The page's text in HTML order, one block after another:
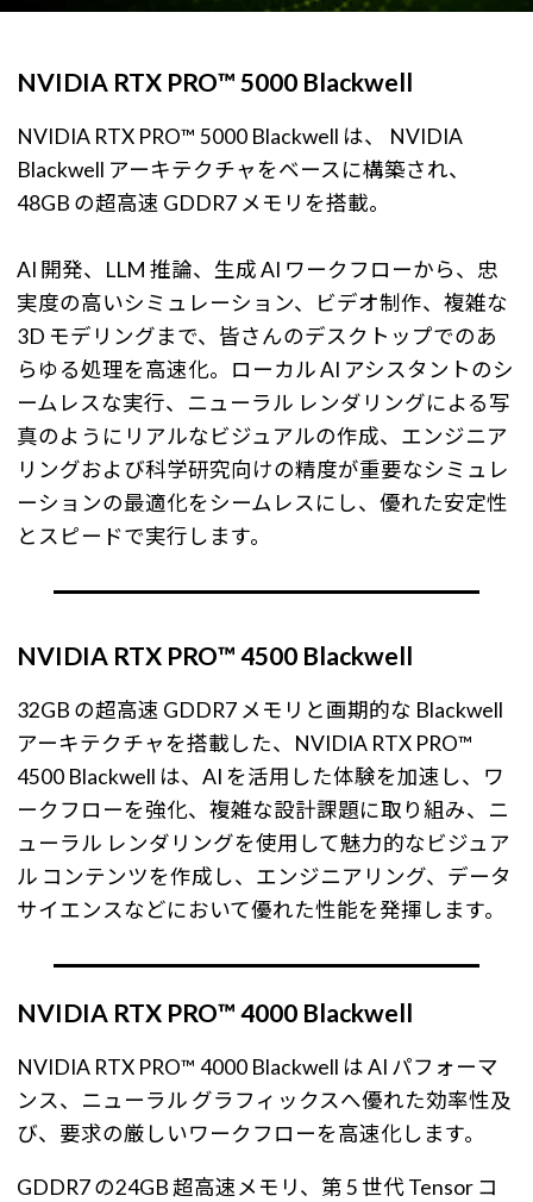
NVIDIA RTX PRO™ 5000 Blackwell
NVIDIA RTX PRO™ 5000 Blackwell は、 NVIDIA
Blackwell アーキテクチャをベースに構築され、
48GB の超高速 GDDR7 メモリを搭載。
AI 開発、LLM 推論、生成 AI ワークフローから、忠
実度の高いシミュレーション、ビデオ制作、複雑な
3D モデリングまで、皆さんのデスクトップでのあ
らゆる処理を高速化。ローカル AI アシスタントのシ
ームレスな実行、ニューラル レンダリングによる写
真のようにリアルなビジュアルの作成、エンジニア
リングおよび科学研究向けの精度が重要なシミュレ
ーションの最適化をシームレスにし、優れた安定性
とスピードで実行します。
NVIDIA RTX PRO™ 4500 Blackwell
32GB の超高速 GDDR7 メモリと画期的な Blackwell
アーキテクチャを搭載した、NVIDIA RTX PRO™
4500 Blackwell は、AI を活用した体験を加速し、ワ
ークフローを強化、複雑な設計課題に取り組み、ニ
ューラル レンダリングを使用して魅力的なビジュア
ル コンテンツを作成し、エンジニアリング、データ
サイエンスなどにおいて優れた性能を発揮します。
NVIDIA RTX PRO™ 4000 Blackwell
NVIDIA RTX PRO™ 4000 Blackwell は AI パフォーマ
ンス、ニューラル グラフィックスへ優れた効率性及
び、要求の厳しいワークフローを高速化します。
GDDR7 の24GB 超高速メモリ、第 5 世代 Tensor コ